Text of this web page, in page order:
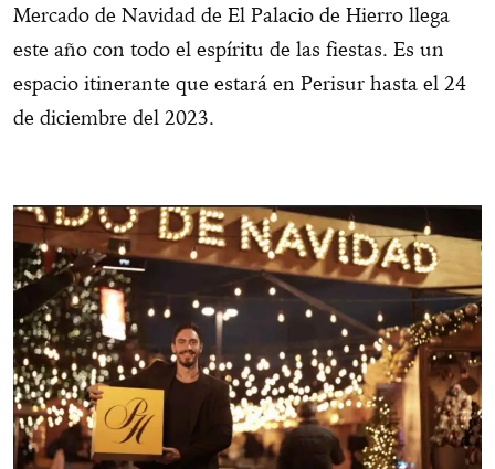
Mercado de Navidad de El Palacio de Hierro llega
este año con todo el espíritu de las fiestas. Es un
espacio itinerante que estará en Perisur hasta el 24
de diciembre del 2023.